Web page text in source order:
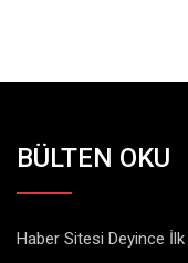
BÜLTEN OKU
Haber Sitesi Deyince